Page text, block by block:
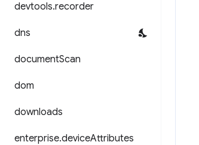
devtools.recorder
dns
documentScan
dom
downloads
enterprise.deviceAttributes